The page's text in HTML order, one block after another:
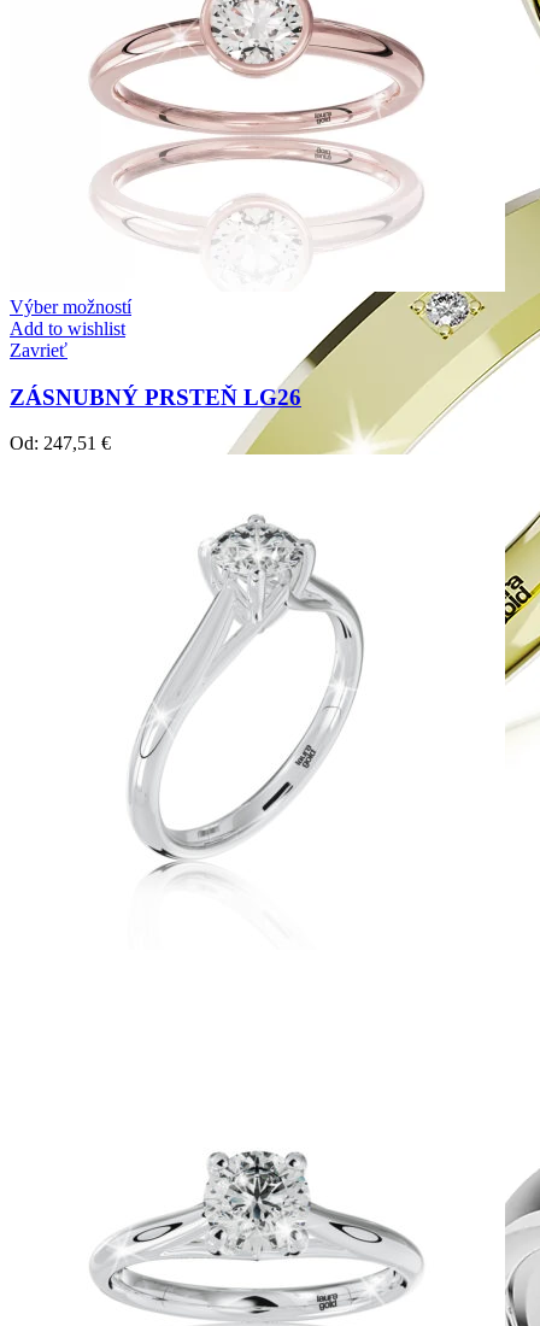
Výber možností
Add to wishlist
Zavrieť
ZÁSNUBNÝ PRSTEŇ LG26
Od: 247,51 €